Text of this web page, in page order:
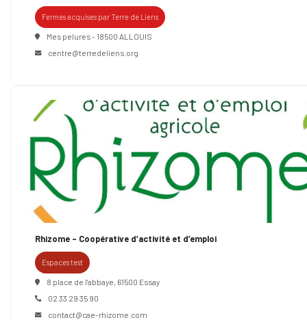
Fermes acquises par Terre de Liens
Mes pelures - 18500 ALLOUIS
centre@terredeliens.org
Rhizome – Coopérative d’activité et d’emploi
Espaces test
8 place de l'abbaye, 61500 Essay
02 33 29 35 90
contact@cae-rhizome.com